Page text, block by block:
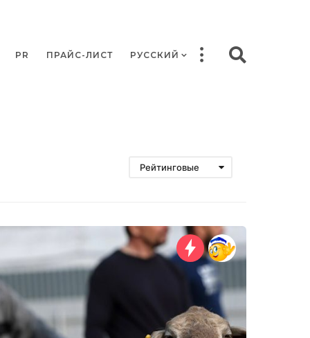
PR ПРАЙС-ЛИСТ РУССКИЙ
Рейтинговые